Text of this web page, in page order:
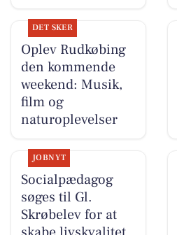
DET SKER
Oplev Rudkøbing
den kommende
weekend: Musik,
film og
naturoplevelser
JOBNYT
Socialpædagog
søges til Gl.
Skrøbelev for at